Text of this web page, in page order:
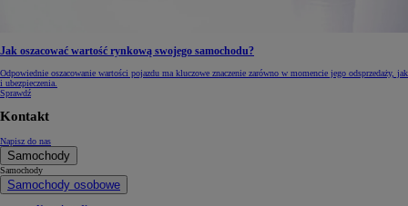
Jak oszacować wartość rynkową swojego samochodu?
Odpowiednie oszacowanie wartości pojazdu ma kluczowe znaczenie zarówno w momencie jego odsprzedaży, jak
i ubezpieczenia.
Sprawdź
Kontakt
Napisz do nas
Samochody
Samochody
Samochody osobowe